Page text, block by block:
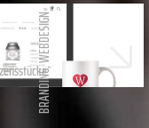
BRANDING
,
WEBDESIGN